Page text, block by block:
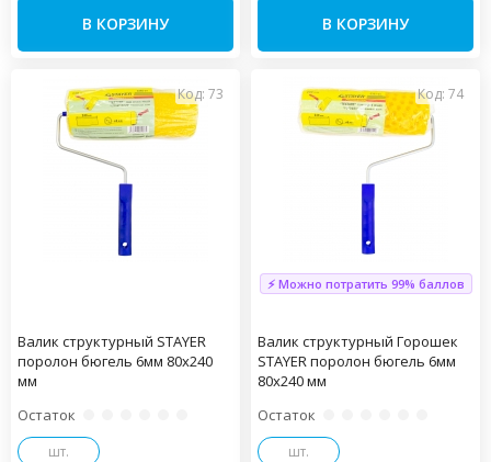
В КОРЗИНУ В КОРЗИНУ
Код: 73
Валик структурный STAYER
поролон бюгель 6мм 80х240
мм
Остаток
шт.
Код: 74
⚡ Можно потратить 99% баллов
Валик структурный Горошек
STAYER поролон бюгель 6мм
80х240 мм
Остаток
шт.